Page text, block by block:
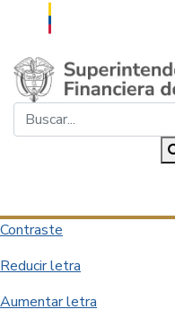
Saltar al contenido principal
Contraste
Reducir letra
Aumentar letra